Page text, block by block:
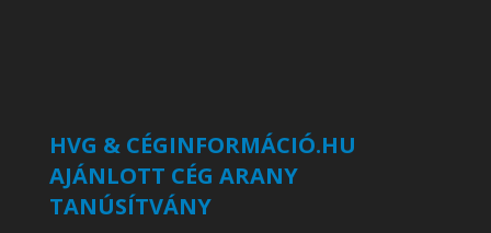
HVG & CÉGINFORMÁCIÓ.HU
AJÁNLOTT CÉG ARANY
TANÚSÍTVÁNY